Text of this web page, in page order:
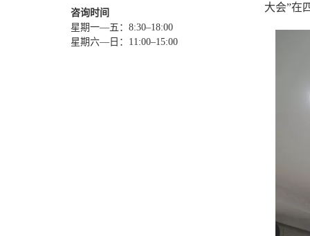
大会”在
咨询时间
星期一—五：8:30–18:00
星期六—日：11:00–15:00